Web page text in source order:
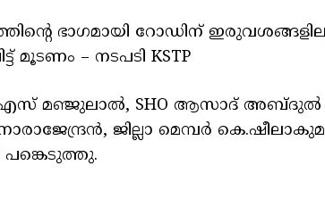
ഭാഗമായി റോഡിന്
മൂടണം – നടപടി KSTP
എസ് മഞ്ജുലാൽ, SHO ആസാദ് അബ്ദുൽ
ജില്ലാ മെമ്പർ കെ.ഷീലാകുമാരി
പങ്കെടുത്തു.